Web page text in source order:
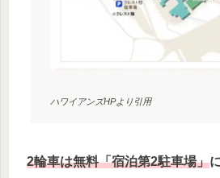
ハワイアンズHPより引用
2輪車は無料「宿泊第2駐車場」